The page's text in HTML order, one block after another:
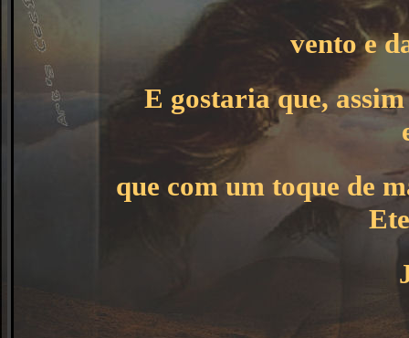
vento e
E gostaria que,
que com um toque de